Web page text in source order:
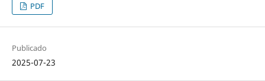
PDF
Publicado
2025-07-23